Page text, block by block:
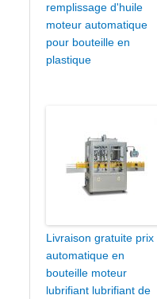
remplissage d'huile
moteur automatique
pour bouteille en
plastique
Livraison gratuite prix
automatique en
bouteille moteur
lubrifiant lubrifiant de